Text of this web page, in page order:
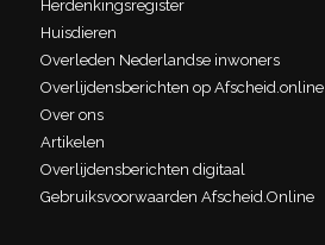
Herdenkingsregister
Huisdieren
Overleden Nederlandse inwoners
Overlijdensberichten op Afscheid.online
Over ons
Artikelen
Overlijdensberichten digitaal
Gebruiksvoorwaarden Afscheid.Online